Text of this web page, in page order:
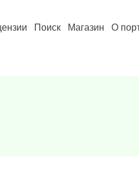
Поиск Магазин О